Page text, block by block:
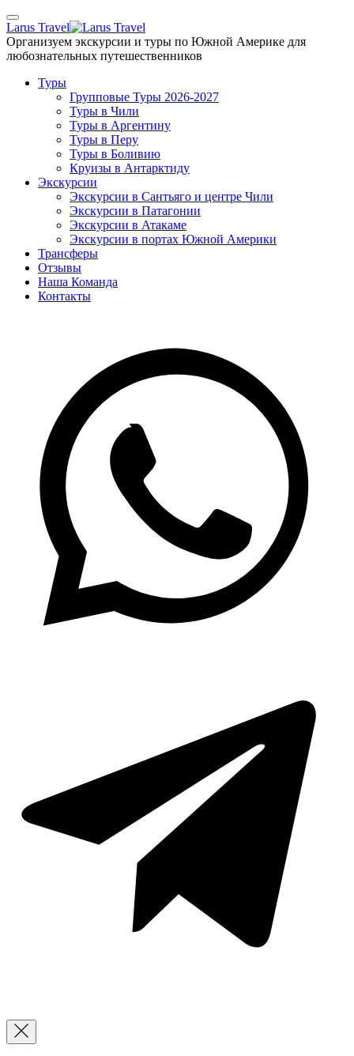
Skip
to
the
content
Larus Travel
Организуем экскурсии и туры по Южной Америке для
любознательных путешественников
Туры
Групповые Туры 2026-2027
Туры в Чили
Туры в Аргентину
Туры в Перу
Туры в Боливию
Круизы в Антарктиду
Экскурсии
Экскурсии в Сантьяго и центре Чили
Экскурсии в Патагонии
Экскурсии в Атакаме
Экскурсии в портах Южной Америки
Трансферы
Отзывы
Наша Команда
Контакты